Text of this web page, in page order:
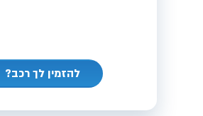
להזמין לך רכב?